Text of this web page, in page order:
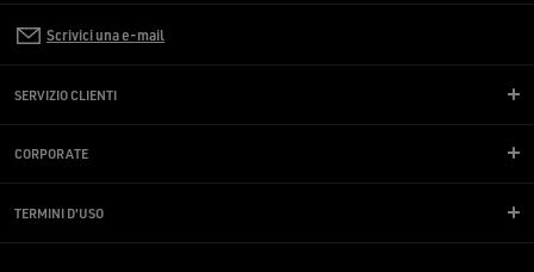
Scrivici una e-mail
SERVIZIO CLIENTI
CORPORATE
TERMINI D'USO